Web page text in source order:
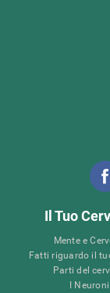
Il Tuo
Mente e
Fatti riguardo il
Parti del
I Neuroni